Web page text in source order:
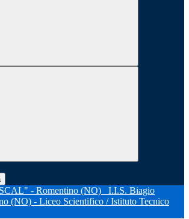
I.I.S. Biagio
(NO) - Liceo Scientifico / Istituto Tecnico